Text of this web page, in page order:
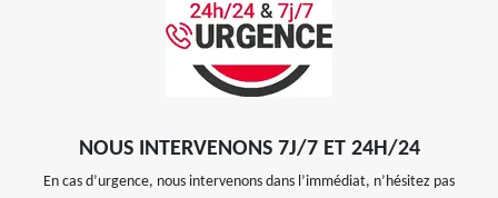
NOUS INTERVENONS 7J/7 ET 24H/24
En cas d’urgence, nous intervenons dans l’immédiat, n’hésitez pas